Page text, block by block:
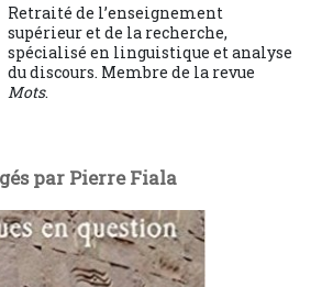
Retraité de l’enseignement
supérieur et de la recherche,
spécialisé en linguistique et analyse
du discours. Membre de la revue
Mots.
par Pierre Fiala